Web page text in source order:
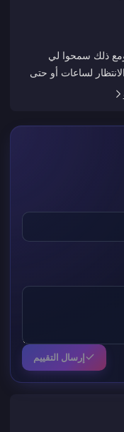
تم إصلاح هذه
ذلك سمحوا لي
لساعات أو حتى
إرسال التقييم